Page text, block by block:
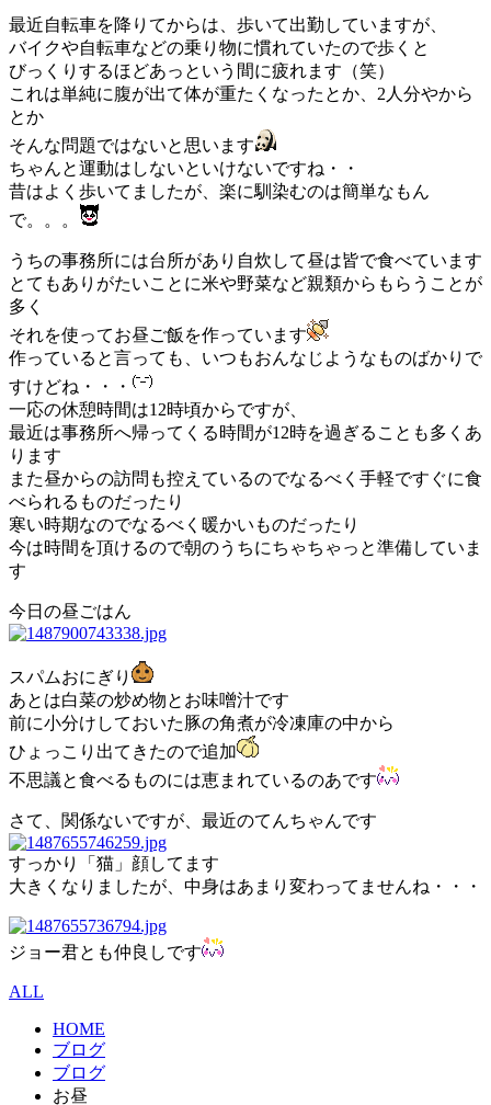
最近自転車を降りてからは、歩いて出勤していますが、
バイクや自転車などの乗り物に慣れていたので歩くと
びっくりするほどあっという間に疲れます（笑）
これは単純に腹が出て体が重たくなったとか、2人分やから
とか
そんな問題ではないと思います
ちゃんと運動はしないといけないですね・・
昔はよく歩いてましたが、楽に馴染むのは簡単なもん
で。。。
うちの事務所には台所があり自炊して昼は皆で食べています
とてもありがたいことに米や野菜など親類からもらうことが
多く
それを使ってお昼ご飯を作っています
作っていると言っても、いつもおんなじようなものばかりで
すけどね・・・
一応の休憩時間は12時頃からですが、
最近は事務所へ帰ってくる時間が12時を過ぎることも多くあ
ります
また昼からの訪問も控えているのでなるべく手軽ですぐに食
べられるものだったり
寒い時期なのでなるべく暖かいものだったり
今は時間を頂けるので朝のうちにちゃちゃっと準備していま
す
今日の昼ごはん
スパムおにぎり
あとは白菜の炒め物とお味噌汁です
前に小分けしておいた豚の角煮が冷凍庫の中から
ひょっこり出てきたので追加
不思議と食べるものには恵まれているのあです
さて、関係ないですが、最近のてんちゃんです
すっかり「猫」顔してます
大きくなりましたが、中身はあまり変わってませんね・・・
ジョー君とも仲良しです
ALL
HOME
ブログ
ブログ
お昼